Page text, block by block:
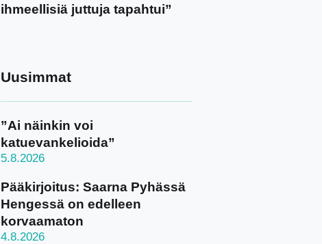
ihmeellisiä juttuja tapahtui”
Uusimmat
”Ai näinkin voi
katuevankelioida”
5.8.2026
Pääkirjoitus: Saarna Pyhässä
Hengessä on edelleen
korvaamaton
4.8.2026